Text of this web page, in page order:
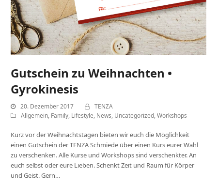
Gutschein zu Weihnachten •
Gyrokinesis
20. Dezember 2017
TENZA
Allgemein, Family, Lifestyle, News, Uncategorized,Workshops
Kurz vor der Weihnachtstagen bieten wir euch die Möglichkeit
einen Gutschein der TENZA Schmiede über einen Kurs eurer Wahl
zu verschenken. Alle Kurse und Workshops sind verschenkter. An
euch selbst oder eure Lieben. Schenkt Zeit und Raum für Körper
und Geist. Gern…